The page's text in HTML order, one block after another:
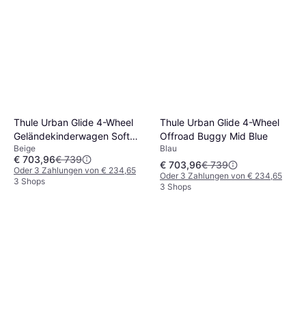
Thule Urban Glide 4-Wheel
Geländekinderwagen Soft
Beige
Beige
€ 703,96€ 739
Oder 3 Zahlungen von € 234,65
3 Shops
Thule Urban Glide 4-Wheel
Offroad Buggy Mid Blue
Blau
€ 703,96€ 739
Oder 3 Zahlungen von € 234,65
3 Shops